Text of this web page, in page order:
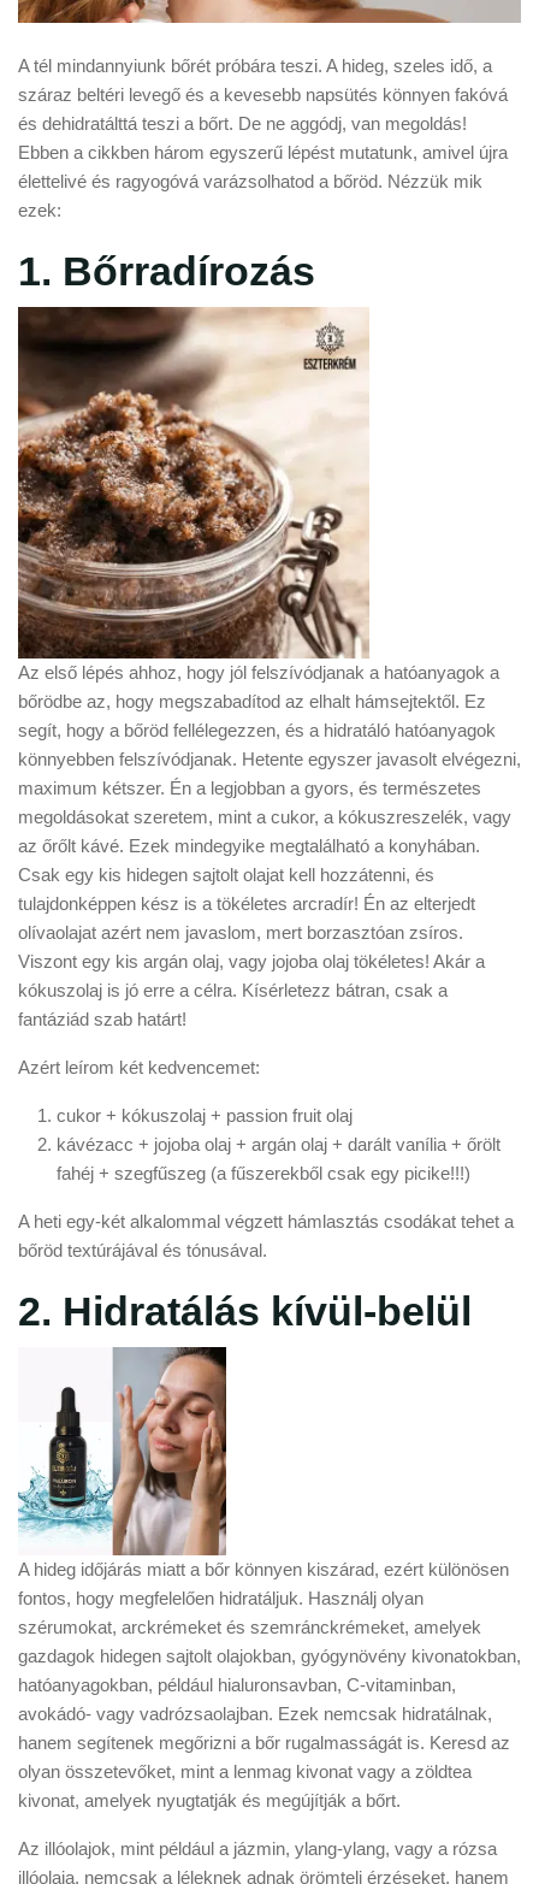
A tél mindannyiunk bőrét próbára teszi. A hideg, szeles idő, a
száraz beltéri levegő és a kevesebb napsütés könnyen fakóvá
és dehidratálttá teszi a bőrt. De ne aggódj, van megoldás!
Ebben a cikkben három egyszerű lépést mutatunk, amivel újra
élettelivé és ragyogóvá varázsolhatod a bőröd. Nézzük mik
ezek:
1. Bőrradírozás
Az első lépés ahhoz, hogy jól felszívódjanak a hatóanyagok a
bőrödbe az, hogy megszabadítod az elhalt hámsejtektől. Ez
segít, hogy a bőröd fellélegezzen, és a hidratáló hatóanyagok
könnyebben felszívódjanak. Hetente egyszer javasolt elvégezni,
maximum kétszer. Én a legjobban a gyors, és természetes
megoldásokat szeretem, mint a cukor, a kókuszreszelék, vagy
az őrőlt kávé. Ezek mindegyike megtalálható a konyhában.
Csak egy kis hidegen sajtolt olajat kell hozzátenni, és
tulajdonképpen kész is a tökéletes arcradír! Én az elterjedt
olívaolajat azért nem javaslom, mert borzasztóan zsíros.
Viszont egy kis argán olaj, vagy jojoba olaj tökéletes! Akár a
kókuszolaj is jó erre a célra. Kísérletezz bátran, csak a
fantáziád szab határt!
Azért leírom két kedvencemet:
cukor + kókuszolaj + passion fruit olaj
kávézacc + jojoba olaj + argán olaj + darált vanília + őrölt
fahéj + szegfűszeg (a fűszerekből csak egy picike!!!)
A heti egy-két alkalommal végzett hámlasztás csodákat tehet a
bőröd textúrájával és tónusával.
2. Hidratálás kívül-belül
A hideg időjárás miatt a bőr könnyen kiszárad, ezért különösen
fontos, hogy megfelelően hidratáljuk. Használj olyan
szérumokat, arckrémeket és szemránckrémeket, amelyek
gazdagok hidegen sajtolt olajokban, gyógynövény kivonatokban,
hatóanyagokban, például hialuronsavban, C-vitaminban,
avokádó- vagy vadrózsaolajban. Ezek nemcsak hidratálnak,
hanem segítenek megőrizni a bőr rugalmasságát is. Keresd az
olyan összetevőket, mint a lenmag kivonat vagy a zöldtea
kivonat, amelyek nyugtatják és megújítják a bőrt.
Az illóolajok, mint például a jázmin, ylang-ylang, vagy a rózsa
illóolaja, nemcsak a léleknek adnak örömteli érzéseket, hanem